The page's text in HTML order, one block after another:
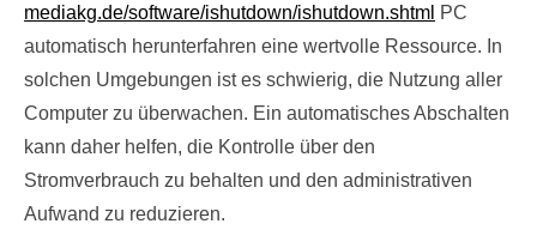
mediakg.de/software/ishutdown/ishutdown.shtml PC
automatisch herunterfahren eine wertvolle Ressource. In
solchen Umgebungen ist es schwierig, die Nutzung aller
Computer zu überwachen. Ein automatisches Abschalten
kann daher helfen, die Kontrolle über den
Stromverbrauch zu behalten und den administrativen
Aufwand zu reduzieren.